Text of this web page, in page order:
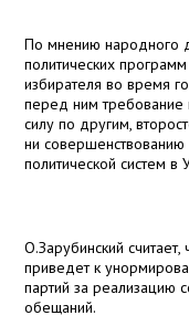
По мнению народного
политических
избирателя во время
перед ним требование
силу по другим,
ни совершенствованию
политической систем в
О.Зарубинский считает,
приведет к
партий за реализацию
обещаний.